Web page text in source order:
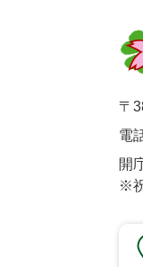
〒
電
開
※